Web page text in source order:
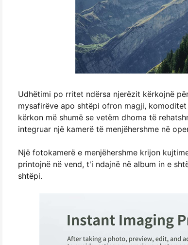
Udhëtimi po rritet ndërsa njerëzit kërkojnë
mysafirëve apo shtëpi ofron magji,
kërkon më shumë se vetëm dhoma të
integruar një kamerë të menjëhershme në
Një fotokamerë e menjëhershme krijon
printojnë në vend, t'i ndajnë në album in e
shtëpi.